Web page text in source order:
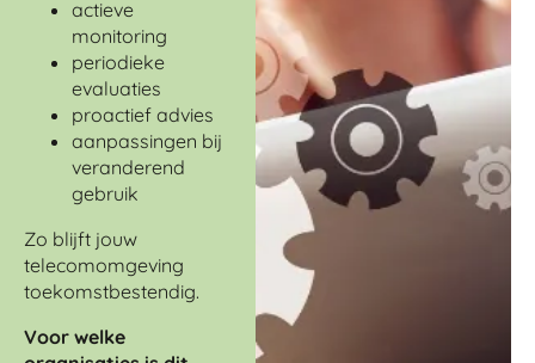
actieve
monitoring
periodieke
evaluaties
proactief advies
aanpassingen bij
veranderend
gebruik
Zo blijft jouw
telecomomgeving
toekomstbestendig.
Voor welke